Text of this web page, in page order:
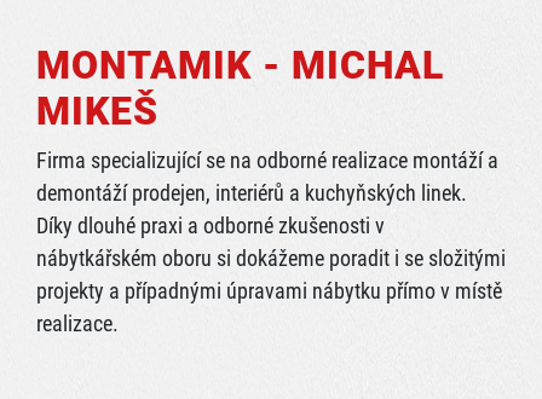
MONTAMIK - MICHAL
MIKEŠ
Firma specializující se na odborné realizace montáží a
demontáží prodejen, interiérů a kuchyňských linek.
Díky dlouhé praxi a odborné zkušenosti v
nábytkářském oboru si dokážeme poradit i se složitými
projekty a případnými úpravami nábytku přímo v místě
realizace.